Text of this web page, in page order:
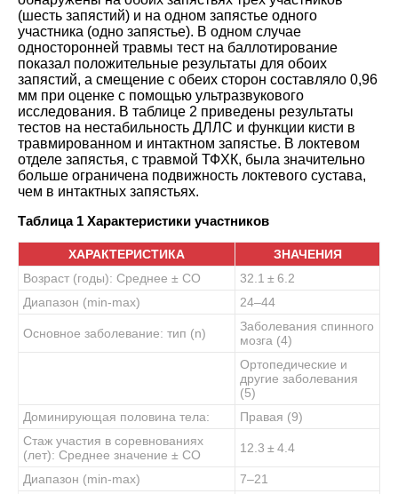
(шесть запястий) и на одном запястье одного
участника (одно запястье). В одном случае
односторонней травмы тест на баллотирование
показал положительные результаты для обоих
запястий, а смещение с обеих сторон составляло 0,96
мм при оценке с помощью ультразвукового
исследования. В таблице 2 приведены результаты
тестов на нестабильность ДЛЛС и функции кисти в
травмированном и интактном запястье. В локтевом
отделе запястья, с травмой ТФХК, была значительно
больше ограничена подвижность локтевого сустава,
чем в интактных запястьях.
Таблица 1 Характеристики участников
ХАРАКТЕРИСТИКА
ЗНАЧЕНИЯ
Возраст (годы): Среднее ± СО
32.1 ± 6.2
Диапазон (min-max)
24–44
Основное заболевание: тип (n)
Заболевания спинного
мозга (4)
Ортопедические и
другие заболевания
(5)
Доминирующая половина тела:
Правая (9)
Стаж участия в соревнованиях
(лет): Среднее значение ± СО
12.3 ± 4.4
Диапазон (min-max)
7–21